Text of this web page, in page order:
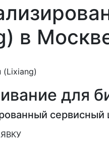
в
(Lixiang)
для